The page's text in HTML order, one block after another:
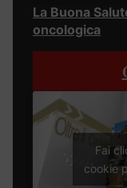
La Buona
oncologica
Fai
cookie